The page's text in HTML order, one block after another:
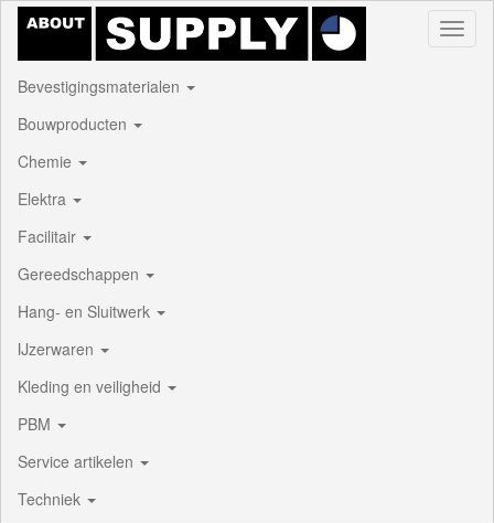
Bevestigingsmaterialen
Bouwproducten
Chemie
Elektra
Facilitair
Gereedschappen
Hang- en Sluitwerk
IJzerwaren
Kleding en veiligheid
PBM
Service artikelen
Techniek